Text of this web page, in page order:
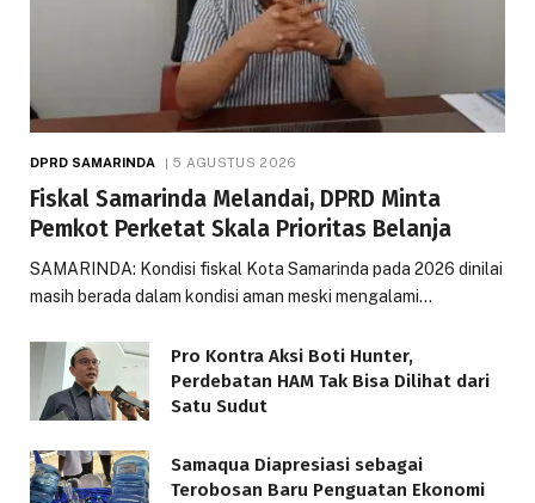
DPRD SAMARINDA 5 AGUSTUS 2026
Fiskal Samarinda Melandai, DPRD Minta
Pemkot Perketat Skala Prioritas Belanja
SAMARINDA: Kondisi fiskal Kota Samarinda pada 2026 dinilai
masih berada dalam kondisi aman meski mengalami…
Pro Kontra Aksi Boti Hunter,
Perdebatan HAM Tak Bisa Dilihat dari
Satu Sudut
Samaqua Diapresiasi sebagai
Terobosan Baru Penguatan Ekonomi